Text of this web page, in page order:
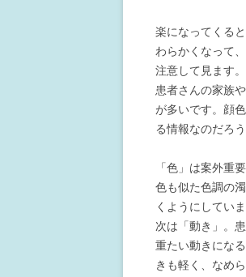
楽になってくる
わらかくなって
注意して見ます。
患者さんの家族
が多いです。顔
る情報なのだろ
「色」は案外重
色も似た色調の
くようにしていま
次は「動き」。
重たい動きにな
きも軽く、なめ